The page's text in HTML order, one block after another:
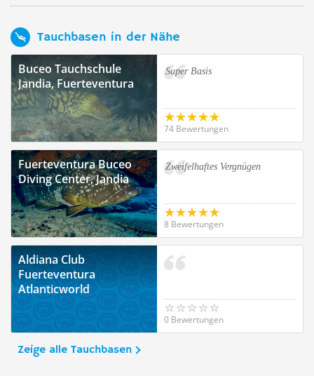
Tauchbasen in der Nähe
Buceo Tauchschule
Jandia, Fuerteventura
Super Basis
74 Bewertungen
Fuerteventura Buceo
Diving Center, Jandia
Zweifelhaftes Vergnügen
8 Bewertungen
Aldiana Club
Fuerteventura
Atlanticworld
0 Bewertungen
Zeige alle Tauchbasen